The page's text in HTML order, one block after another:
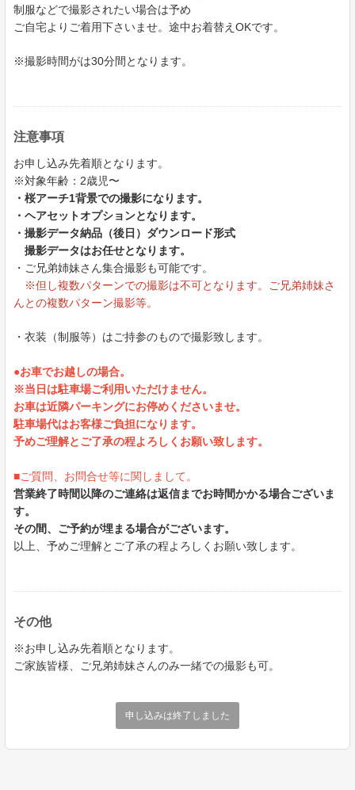
制服などで撮影されたい場合は予め
ご自宅よりご着用下さいませ。途中お着替えOKです。
※撮影時間がは30分間となります。
注意事項
お申し込み先着順となります。
※対象年齢：2歳児〜
・桜アーチ1背景での撮影になります。
・ヘアセットオプションとなります。
・撮影データ納品（後日）ダウンロード形式
撮影データはお任せとなります。
・ご兄弟姉妹さん集合撮影も可能です。
※但し複数パターンでの撮影は不可となります。ご兄弟姉妹さ
んとの複数パターン撮影等。
・衣装（制服等）はご持参のもので撮影致します。
●お車でお越しの場合。
※当日は駐車場ご利用いただけません。
お車は近隣パーキングにお停めくださいませ。
駐車場代はお客様ご負担になります。
予めご理解とご了承の程よろしくお願い致します。
■ご質問、お問合せ等に関しまして。
営業終了時間以降のご連絡は返信までお時間かかる場合ございま
す。
その間、ご予約が埋まる場合がございます。
以上、予めご理解とご了承の程よろしくお願い致します。
その他
※お申し込み先着順となります。
ご家族皆様、ご兄弟姉妹さんのみ一緒での撮影も可。
申し込みは終了しました